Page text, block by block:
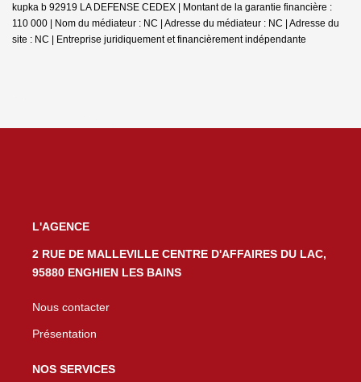
kupka b 92919 LA DEFENSE CEDEX | Montant de la garantie financière :
110 000 | Nom du médiateur : NC | Adresse du médiateur : NC | Adresse du
site : NC | Entreprise juridiquement et financièrement indépendante
L'AGENCE
2 RUE DE MALLEVILLE CENTRE D'AFFAIRES DU LAC,
95880 ENGHIEN LES BAINS
Nous contacter
Présentation
NOS SERVICES